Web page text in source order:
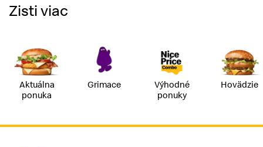
Zisti viac
Aktuálna
ponuka
Grimace
Výhodné
ponuky
Hovädzie